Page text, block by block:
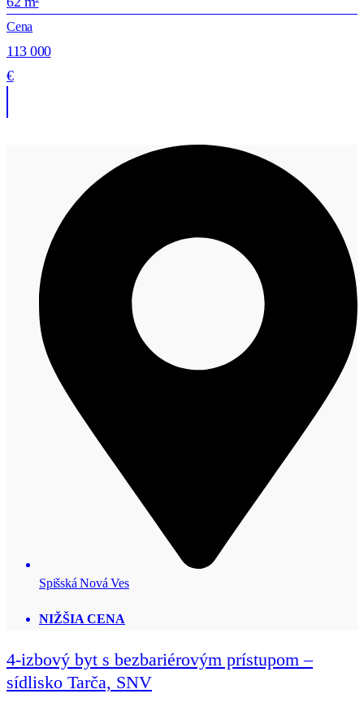
Cena
113 000
€
Spišská Nová Ves
NIŽŠIA CENA
4-izbový byt s bezbariérovým prístupom –
sídlisko Tarča, SNV